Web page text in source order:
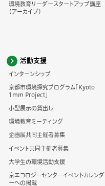
環境教育リーダースタートアップ講座
（アーカイブ）
活動支援
インターンシップ
京都市環境探究プログラム「Kyoto
1mm Project」
小型展示の貸出し
環境教育ミーティング
企画展共同主催者募集
イベント共同主催者募集
大学生の環境活動支援
京エコロジーセンターイベントカレンダ
ーへの掲載